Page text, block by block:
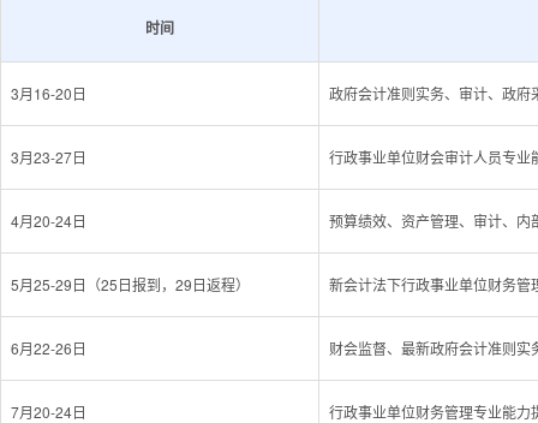
时间
3月16-20日 政府会计准则实务、审计、政府
3月23-27日 行政事业单位财会审计人员专业
4月20-24日 预算绩效、资产管理、审计、内
5月25-29日（25日报到，29日返程） 新会计法下行政事业单位财务管
6月22-26日 财会监督、最新政府会计准则
7月20-24日 行政事业单位财务管理专业能力